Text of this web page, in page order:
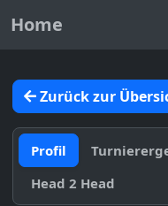
Home
Zurück zur
Profil
Head 2 Head